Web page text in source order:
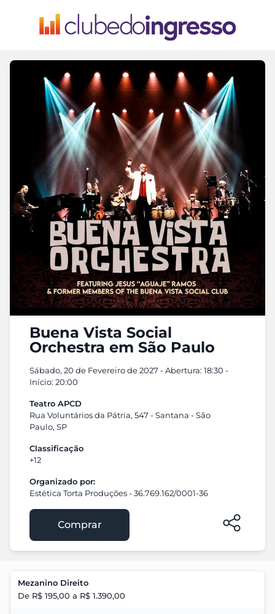
Buena Vista Social
Orchestra em São Paulo
Sábado, 20 de Fevereiro de 2027 - Abertura: 18:30 -
Início: 20:00
Teatro APCD
Rua Voluntários da Pátria, 547 - Santana - São
Paulo, SP
Classificação
+12
Organizado por:
Estética Torta Produções - 36.769.162/0001-36
Comprar
Mezanino Direito
De R$ 195,00 a R$ 1.390,00